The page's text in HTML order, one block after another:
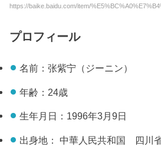
https://baike.baidu.com/item/
プロフィール
名前：张紫宁（ジーニン）
年齢：24歳
生年月日：1996年3月9日
出身地： 中華人民共和国 四川